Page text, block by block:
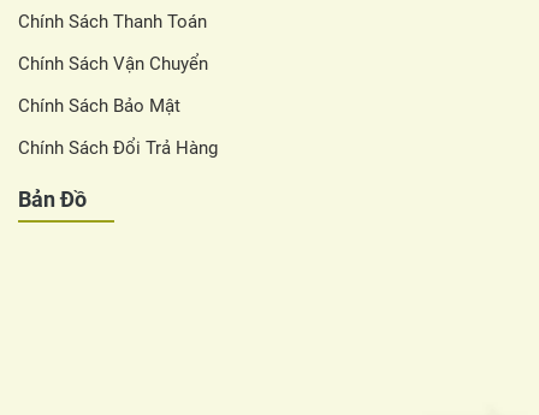
Chính Sách Thanh Toán
Chính Sách Vận Chuyển
Chính Sách Bảo Mật
Chính Sách Đổi Trả Hàng
Bản Đồ